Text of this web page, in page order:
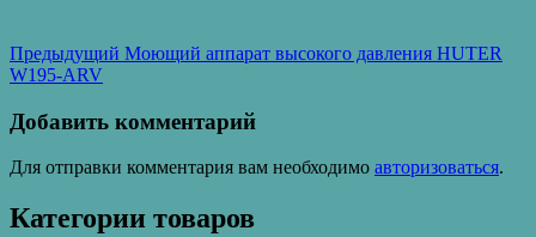
Навигация
по
записям
Предыдущий Предыдущая
Моющий аппарат высокого давления HUTER
W195-ARV
Добавить комментарий
Для отправки комментария вам необходимо авторизоваться.
Категории товаров